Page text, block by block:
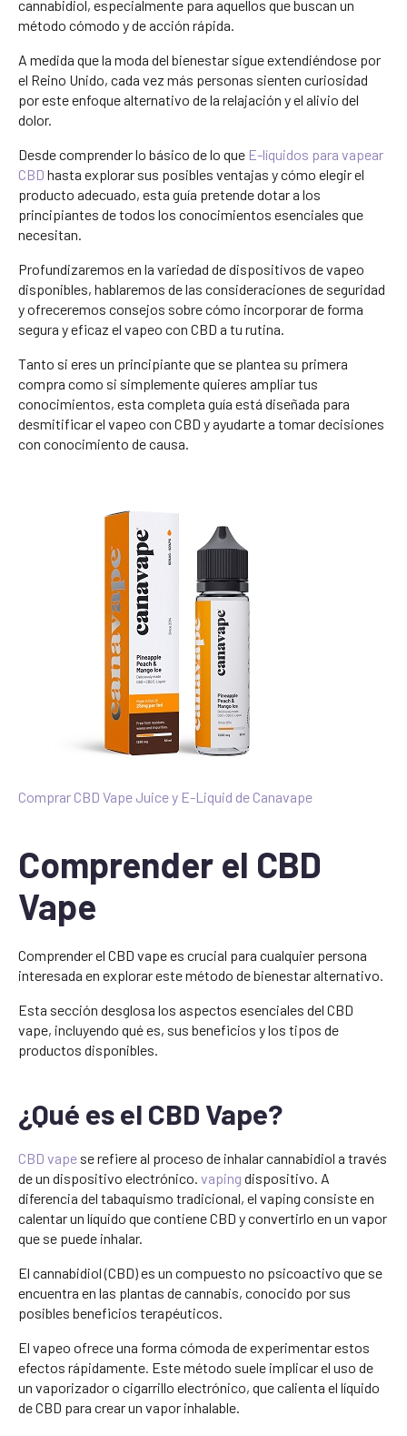
cannabidiol, especialmente para aquellos que buscan un
método cómodo y de acción rápida.
A medida que la moda del bienestar sigue extendiéndose por
el Reino Unido, cada vez más personas sienten curiosidad
por este enfoque alternativo de la relajación y el alivio del
dolor.
Desde comprender lo básico de lo que E-líquidos para vapear
CBD hasta explorar sus posibles ventajas y cómo elegir el
producto adecuado, esta guía pretende dotar a los
principiantes de todos los conocimientos esenciales que
necesitan.
Profundizaremos en la variedad de dispositivos de vapeo
disponibles, hablaremos de las consideraciones de seguridad
y ofreceremos consejos sobre cómo incorporar de forma
segura y eficaz el vapeo con CBD a tu rutina.
Tanto si eres un principiante que se plantea su primera
compra como si simplemente quieres ampliar tus
conocimientos, esta completa guía está diseñada para
desmitificar el vapeo con CBD y ayudarte a tomar decisiones
con conocimiento de causa.
Comprar CBD Vape Juice y E-Liquid de Canavape
Comprender el CBD
Vape
Comprender el CBD vape es crucial para cualquier persona
interesada en explorar este método de bienestar alternativo.
Esta sección desglosa los aspectos esenciales del CBD
vape, incluyendo qué es, sus beneficios y los tipos de
productos disponibles.
¿Qué es el CBD Vape?
CBD vape se refiere al proceso de inhalar cannabidiol a través
de un dispositivo electrónico. vaping dispositivo. A
diferencia del tabaquismo tradicional, el vaping consiste en
calentar un líquido que contiene CBD y convertirlo en un vapor
que se puede inhalar.
El cannabidiol (CBD) es un compuesto no psicoactivo que se
encuentra en las plantas de cannabis, conocido por sus
posibles beneficios terapéuticos.
El vapeo ofrece una forma cómoda de experimentar estos
efectos rápidamente. Este método suele implicar el uso de
un vaporizador o cigarrillo electrónico, que calienta el líquido
de CBD para crear un vapor inhalable.